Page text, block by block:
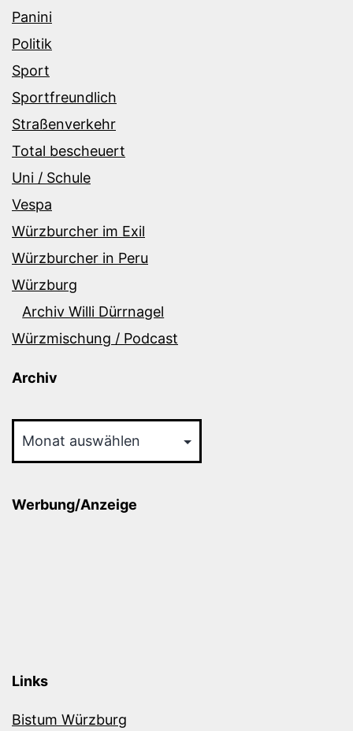
Panini
Politik
Sport
Sportfreundlich
Straßenverkehr
Total bescheuert
Uni / Schule
Vespa
Würzburcher im Exil
Würzburcher in Peru
Würzburg
Archiv Willi Dürrnagel
Würzmischung / Podcast
Archiv
Werbung/Anzeige
Links
Bistum Würzburg